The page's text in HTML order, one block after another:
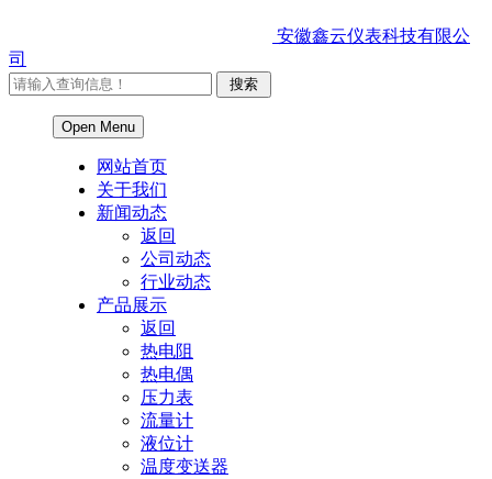
安徽鑫云仪表科技有限公
司
Open Menu
网站首页
关于我们
新闻动态
返回
公司动态
行业动态
产品展示
返回
热电阻
热电偶
压力表
流量计
液位计
温度变送器